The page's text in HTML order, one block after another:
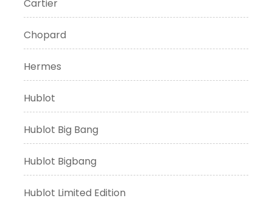
Cartier
Chopard
Hermes
Hublot
Hublot Big Bang
Hublot Bigbang
Hublot Limited Edition